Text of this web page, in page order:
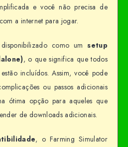
e você não precisa de
a internet para jogar.
como umsetup
, o que significa que todos
incluídos. Assim, você pode
ou passos adicionais
ótima opção para aqueles que
de downloads adicionais.
, o Farming Simulator